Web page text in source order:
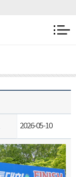
2026-05-10